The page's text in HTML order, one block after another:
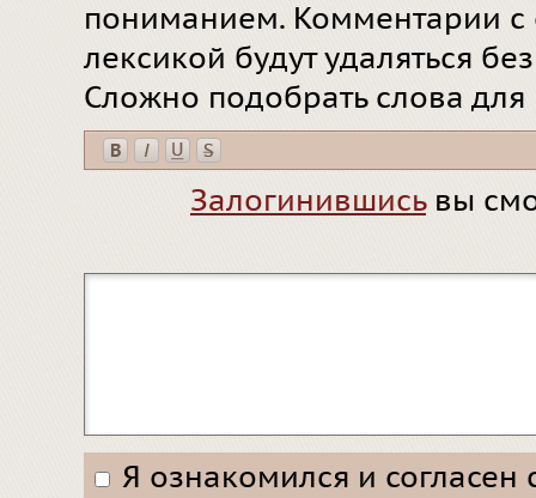
пониманием. Комментарии
лексикой будут удаляться
Сложно подобрать слова
Залогинившисьвы
Я ознакомился и согласен